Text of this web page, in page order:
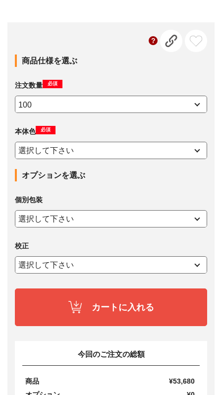
商品仕様を選ぶ
注文数量 必須
本体色 必須
オプションを選ぶ
個別包装
校正
カートに入れる
今回のご注文の総額
商品
¥53,680